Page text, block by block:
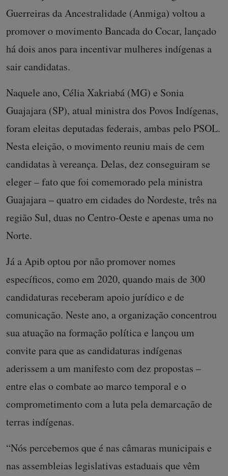
Guerreiras da Ancestralidade (Anmiga) voltou a
promover o movimento Bancada do Cocar, lançado
há dois anos para incentivar mulheres indígenas a
sair candidatas.
Naquele ano, Célia Xakriabá (MG) e Sonia
Guajajara (SP), atual ministra dos Povos Indígenas,
foram eleitas deputadas federais, ambas pelo PSOL.
Nesta eleição, o movimento reuniu mais de cem
candidatas à vereança. Delas, dez conseguiram se
eleger – fato que foi comemorado pela ministra
Guajajara – quatro em cidades do Nordeste, três na
região Sul, duas no Centro-Oeste e apenas uma no
Norte.
Já a Apib optou por não promover nomes
específicos, como em 2020, quando mais de 300
candidaturas receberam apoio jurídico e de
comunicação. Neste ano, a organização concentrou
sua atuação na formação política e lançou um
convite para que as candidaturas indígenas
aderissem a um manifesto com dez propostas –
entre elas o combate ao marco temporal e o
comprometimento com a luta pela demarcação de
terras indígenas.
“Nós percebemos que é nas câmaras municipais e
nas assembleias legislativas estaduais que vêm